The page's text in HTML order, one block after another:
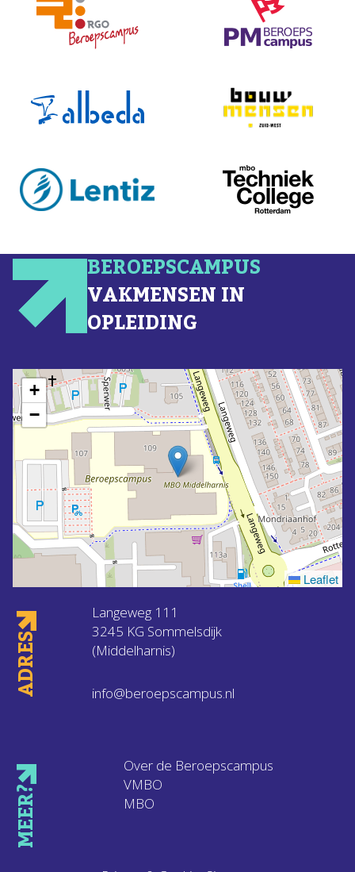
BEROEPSCAMPUS
VAKMENSEN IN
OPLEIDING
+
−
Leaflet
ADRES
Langeweg 111
3245 KG Sommelsdijk
(Middelharnis)
info@beroepscampus.nl
MEER?
Over de Beroepscampus
VMBO
MBO